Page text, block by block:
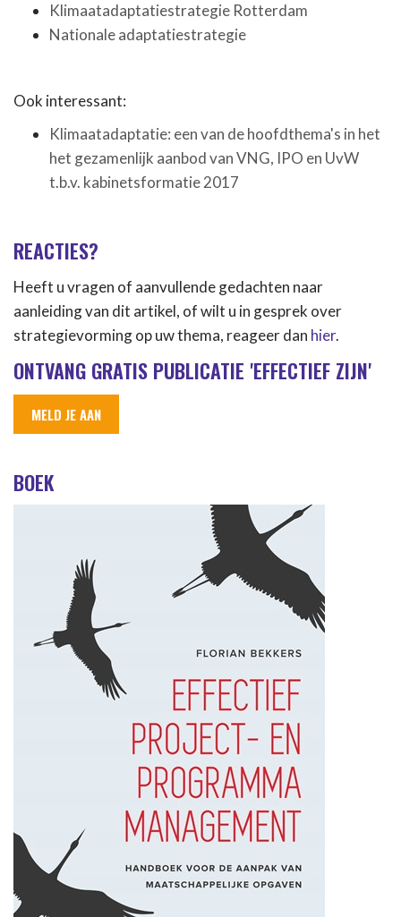
Klimaatadaptatiestrategie Rotterdam
Nationale adaptatiestrategie
Ook interessant:
Klimaatadaptatie: een van de hoofdthema's in het
het gezamenlijk aanbod van VNG, IPO en UvW
t.b.v. kabinetsformatie 2017
REACTIES?
Heeft u vragen of aanvullende gedachten naar
aanleiding van dit artikel, of wilt u in gesprek over
strategievorming op uw thema, reageer dan hier.
ONTVANG GRATIS PUBLICATIE 'EFFECTIEF ZIJN'
MELD JE AAN
BOEK